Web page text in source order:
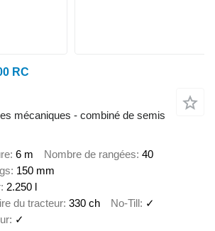
RC
mécaniques - combiné de semis
6 m Nombre de rangées 40
150 mm
2.250 l
du tracteur 330 ch No-Till ✓
✓